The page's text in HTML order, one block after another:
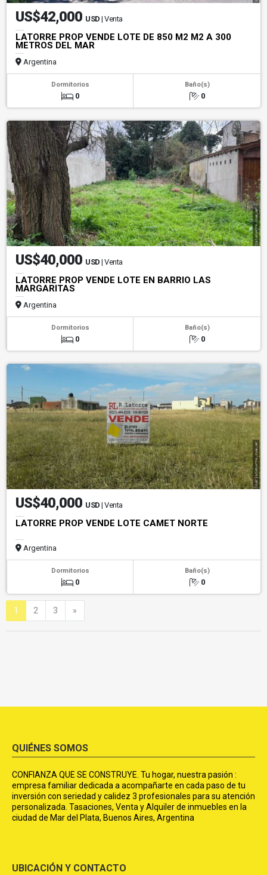
US$42,000 USD | Venta
LATORRE PROP VENDE LOTE DE 850 M2 M2 A 300
METROS DEL MAR
Argentina
Dormitorios
0
Baño(s)
0
US$40,000 USD | Venta
LATORRE PROP VENDE LOTE EN BARRIO LAS
MARGARITAS
Argentina
Dormitorios
0
Baño(s)
0
US$40,000 USD | Venta
LATORRE PROP VENDE LOTE CAMET NORTE
Argentina
Dormitorios
0
Baño(s)
0
1 2 3 »
QUIÉNES SOMOS
CONFIANZA QUE SE CONSTRUYE. Tu hogar, nuestra pasión :
empresa familiar dedicada a acompañarte en cada paso de tu
inversión con seriedad y calidez 3 profesionales para su atención
personalizada. Tasaciones, Venta y Alquiler de inmuebles en la
ciudad de Mar del Plata, Buenos Aires, Argentina
UBICACIÓN Y CONTACTO